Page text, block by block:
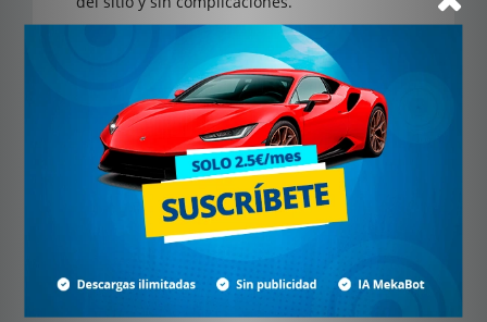
Suscríbete